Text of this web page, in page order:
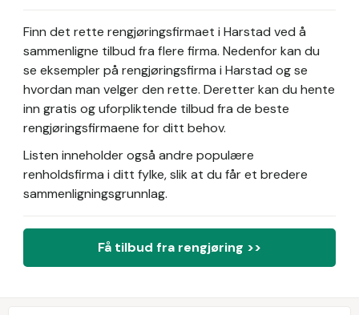
Finn det rette rengjøringsfirmaet i Harstad ved å
sammenligne tilbud fra flere firma. Nedenfor kan du
se eksempler på rengjøringsfirma i Harstad og se
hvordan man velger den rette. Deretter kan du hente
inn gratis og uforpliktende tilbud fra de beste
rengjøringsfirmaene for ditt behov.
Listen inneholder også andre populære
renholdsfirma i ditt fylke, slik at du får et bredere
sammenligningsgrunnlag.
Få tilbud fra rengjøring >>